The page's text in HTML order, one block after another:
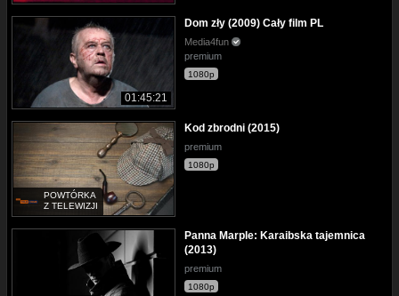
01:45:21
Dom zły (2009) Cały film PL
Media4fun
premium
1080p
POWTÓRKA
Z TELEWIZJI
Kod zbrodni (2015)
premium
1080p
Panna Marple: Karaibska tajemnica
(2013)
premium
1080p